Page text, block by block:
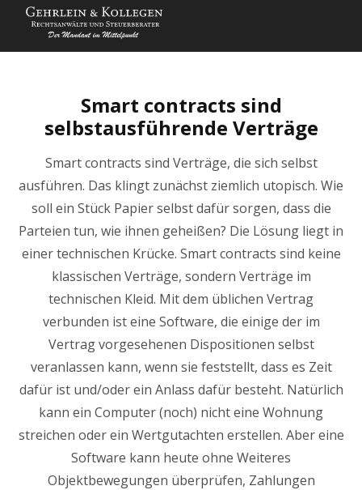
Smart contracts sind
selbstausführende Verträge
Smart contracts sind Verträge, die sich selbst
ausführen. Das klingt zunächst ziemlich utopisch. Wie
soll ein Stück Papier selbst dafür sorgen, dass die
Parteien tun, wie ihnen geheißen? Die Lösung liegt in
einer technischen Krücke. Smart contracts sind keine
klassischen Verträge, sondern Verträge im
technischen Kleid. Mit dem üblichen Vertrag
verbunden ist eine Software, die einige der im
Vertrag vorgesehenen Dispositionen selbst
veranlassen kann, wenn sie feststellt, dass es Zeit
dafür ist und/oder ein Anlass dafür besteht. Natürlich
kann ein Computer (noch) nicht eine Wohnung
streichen oder ein Wertgutachten erstellen. Aber eine
Software kann heute ohne Weiteres
Objektbewegungen überprüfen, Zahlungen